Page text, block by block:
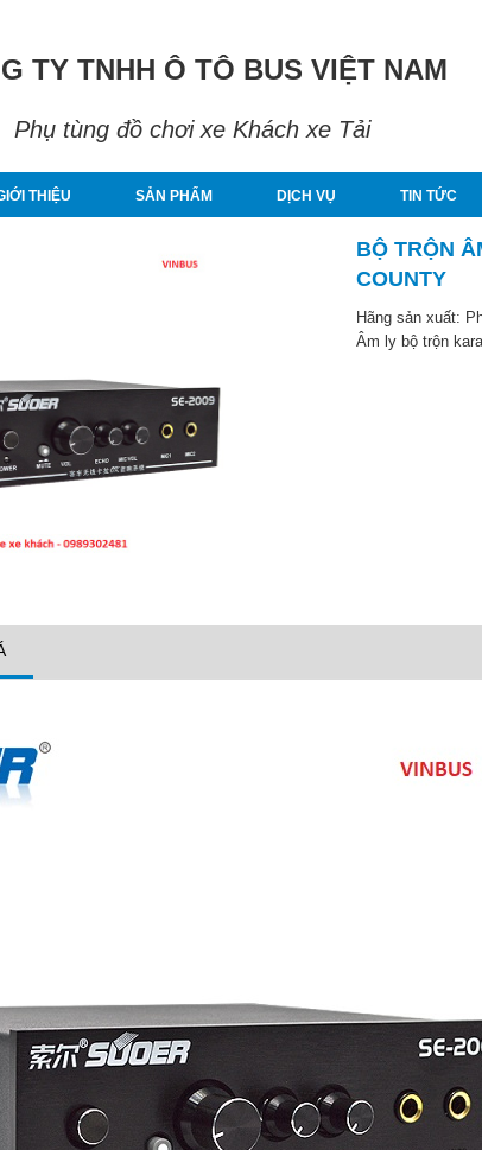
TY TNHH Ô TÔ BUS VIỆT NAM
Phụ tùng đồ chơi xe Khách xe Tải
THIỆU SẢN PHẨM DỊCH VỤ TIN TỨC
BỘ TRỘN
COUNTY
Hãng sản xuất:
Âm ly bộ trộn